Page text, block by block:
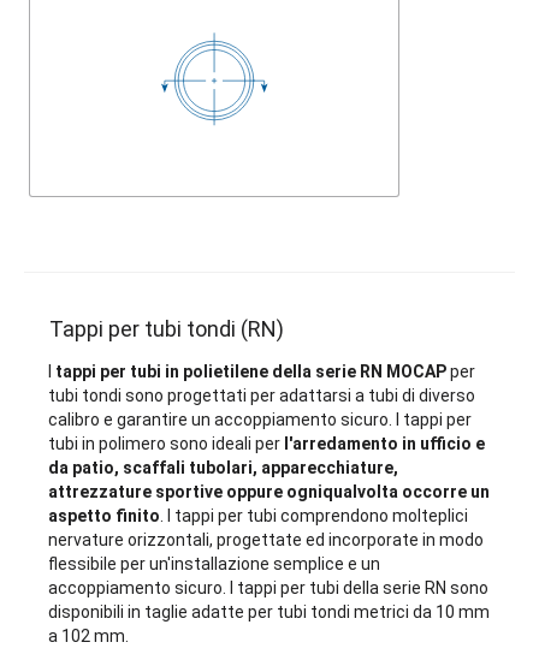
Tappi per tubi tondi (RN)
tappi per tubi in polietilene della serie RN MOCAPper
tubi tondi sono progettati per adattarsi a tubi di diverso
calibro e garantire un accoppiamento sicuro. I tappi per
tubi in polimero sono ideali per l'arredamento in ufficio e
da patio, scaffali tubolari, apparecchiature,
attrezzature sportive oppure ogniqualvolta occorre un
aspetto finito. I tappi per tubi comprendono molteplici
nervature orizzontali, progettate ed incorporate in modo
flessibile per un'installazione semplice e un
accoppiamento sicuro. I tappi per tubi della serie RN sono
disponibili in taglie adatte per tubi tondi metrici da 10 mm
a 102 mm.